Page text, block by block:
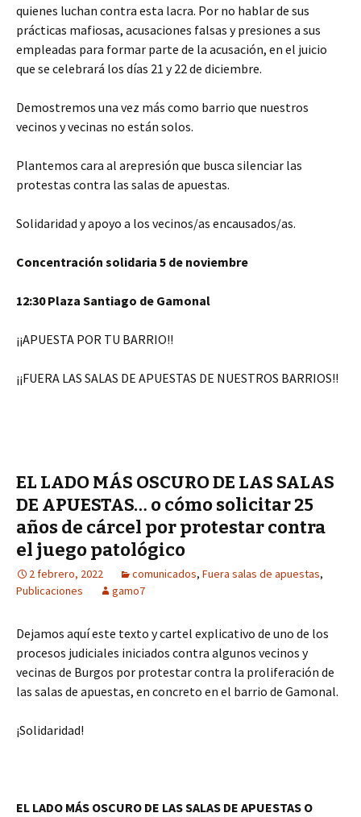
quienes luchan contra esta lacra. Por no hablar de sus
prácticas mafiosas, acusaciones falsas y presiones a sus
empleadas para formar parte de la acusación, en el juicio
que se celebrará los días 21 y 22 de diciembre.
Demostremos una vez más como barrio que nuestros
vecinos y vecinas no están solos.
Plantemos cara al arepresión que busca silenciar las
protestas contra las salas de apuestas.
Solidaridad y apoyo a los vecinos/as encausados/as.
Concentración solidaria 5 de noviembre
12:30 Plaza Santiago de Gamonal
¡¡APUESTA POR TU BARRIO!!
¡¡FUERA LAS SALAS DE APUESTAS DE NUESTROS BARRIOS!!
EL LADO MÁS OSCURO DE LAS SALAS
DE APUESTAS… o cómo solicitar 25
años de cárcel por protestar contra
el juego patológico
2 febrero, 2022 comunicados, Fuera salas de apuestas,
Publicaciones
gamo7
Dejamos aquí este texto y cartel explicativo de uno de los
procesos judiciales iniciados contra algunos vecinos y
vecinas de Burgos por protestar contra la proliferación de
las salas de apuestas, en concreto en el barrio de Gamonal.
¡Solidaridad!
EL LADO MÁS OSCURO DE LAS SALAS DE APUESTAS O